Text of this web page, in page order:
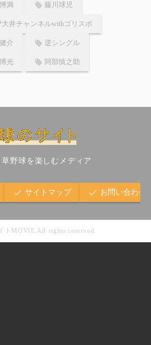
満 藤川球児
大井チャンネルwithゴリスポ
介 逆シングル
光 阿部慎之助
野球を楽しむメディア
サイトマップ お問い合わせ
トMOVIE All rights reserved.